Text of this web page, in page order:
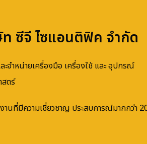
ซีจี ไซแอนติฟิค จำกัด
ละจำหน่ายเครื่องมือ เครื่องใช้ และ อุปกรณ์
สตร์
านที่มีความเชี่ยวชาญ ประสบการณ์มากกว่า